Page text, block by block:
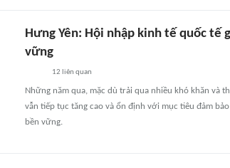
Hưng Yên: Hội nhập kinh tế quốc
vững
12 liên quan
Những năm qua, mặc dù trải qua nhiều khó khăn và
vẫn tiếp tục tăng cao và ổn định với mục tiêu đảm
bền vững.